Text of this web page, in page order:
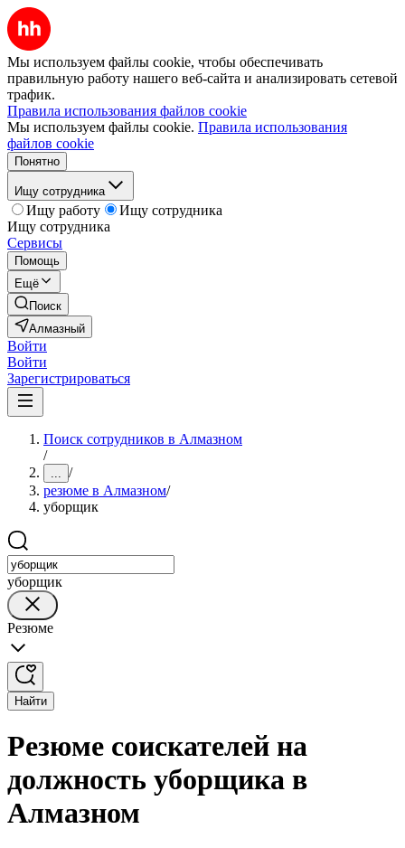
Мы используем файлы cookie, чтобы обеспечивать
правильную работу нашего веб-сайта и анализировать сетевой
трафик.
Правила использования файлов cookie
Мы используем файлы cookie. Правила использования
файлов cookie
Понятно
Ищу сотрудника
Ищу работу
Ищу сотрудника
Ищу сотрудника
Сервисы
Помощь
Ещё
Поиск
Алмазный
Войти
Войти
Зарегистрироваться
Поиск сотрудников в Алмазном
/
... /
резюме в Алмазном/
уборщик
уборщик
Резюме
Найти
Резюме соискателей на
должность уборщика в
Алмазном